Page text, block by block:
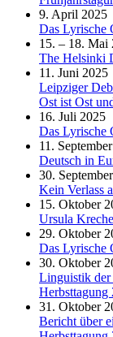
9. April 2025
Das Lyrische
15. – 18. Mai
The Helsinki
11. Juni 2025
Leipziger
Ost ist Ost
16. Juli 2025
Das Lyrische
11.
Deutsch in
30.
Kein Verlass
15. Oktober
Ursula
29. Oktober
Das Lyrische
30. Oktober
Linguistik
Herbsttagung
31. Oktober
Bericht über